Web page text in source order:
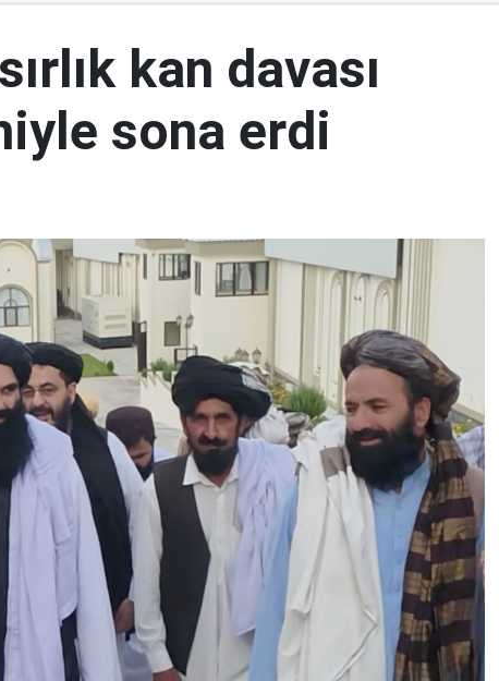
kan davası
sona erdi